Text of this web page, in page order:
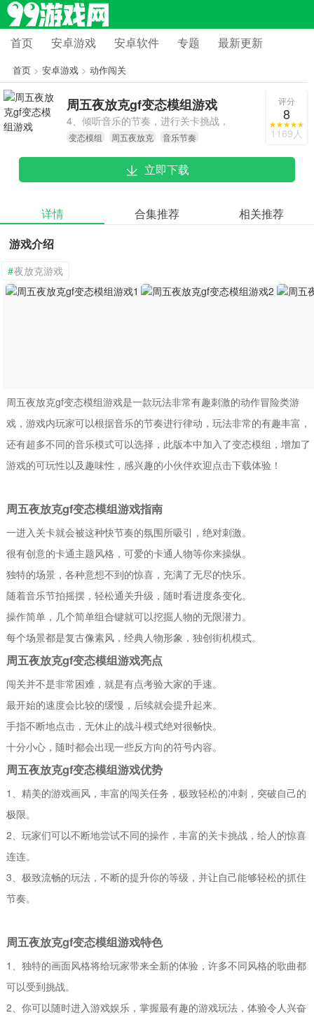
首页 安卓游戏 安卓软件 专题 最新更新
首页> 安卓游戏> 动作闯关
周五夜放克gf变态模组游戏
4、倾听音乐的节奏，进行关卡挑战，
可以轻松完成各种任务。
变态模组 周五夜放克 音乐节奏
评分
8
1169人
立即下载
详情 合集推荐
相关推荐
游戏介绍
#夜放克游戏
周五夜放克gf变态模组游戏是一款玩法非常有趣刺激的动作冒险类游
戏，游戏内玩家可以根据音乐的节奏进行律动，玩法非常的有趣丰富，
还有超多不同的音乐模式可以选择，此版本中加入了变态模组，增加了
游戏的可玩性以及趣味性，感兴趣的小伙伴欢迎点击下载体验！
周五夜放克gf变态模组游戏指南
一进入关卡就会被这种快节奏的氛围所吸引，绝对刺激。
很有创意的卡通主题风格，可爱的卡通人物等你来操纵。
独特的场景，各种意想不到的惊喜，充满了无尽的快乐。
随着音乐节拍摇摆，轻松通关升级，随时看进度条变化。
操作简单，几个简单组合键就可以挖掘人物的无限潜力。
每个场景都是复古像素风，经典人物形象，独创街机模式。
周五夜放克gf变态模组游戏亮点
闯关并不是非常困难，就是有点考验大家的手速。
最开始的速度会比较的缓慢，后续就会提升起来。
手指不断地点击，无休止的战斗模式绝对很畅快。
十分小心，随时都会出现一些反方向的符号内容。
周五夜放克gf变态模组游戏优势
1、精美的游戏画风，丰富的闯关任务，极致轻松的冲刺，突破自己的
极限。
2、玩家们可以不断地尝试不同的操作，丰富的关卡挑战，给人的惊喜
连连。
3、极致流畅的玩法，不断的提升你的等级，并让自己能够轻松的抓住
节奏。
周五夜放克gf变态模组游戏特色
1、独特的画面风格将给玩家带来全新的体验，许多不同风格的歌曲都
可以受到挑战。
2、你可以随时进入游戏娱乐，掌握最有趣的游戏玩法，体验令人兴奋